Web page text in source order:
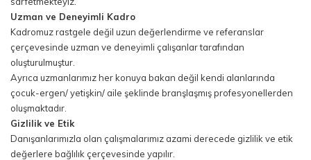
Uzman ve Deneyimli Kadro
Kadromuz rastgele değil uzun değerlendirme ve referanslar
çerçevesinde uzman ve deneyimli çalışanlar tarafından
oluşturulmuştur.
Ayrıca uzmanlarımız her konuya bakan değil kendi alanlarında
çocuk-ergen/ yetişkin/ aile şeklinde branşlaşmış profesyonellerden
oluşmaktadır.
Gizlilik ve Etik
Danışanlarımızla olan çalışmalarımız azami derecede gizlilik ve etik
değerlere bağlılık çerçevesinde yapılır.